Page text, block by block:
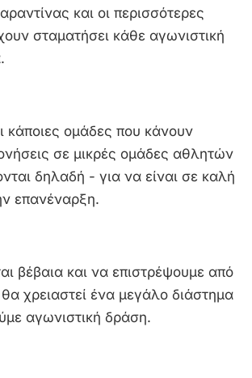
και οι περισσότερες
σταματήσει κάθε αγωνιστική
κάποιες ομάδες που κάνουν
σε μικρές ομάδες αθλητών
δηλαδή - για να είναι σε καλή
επανέναρξη.
βέβαια και να επιστρέψουμε από
χρειαστεί ένα μεγάλο διάστημα
αγωνιστική δράση.